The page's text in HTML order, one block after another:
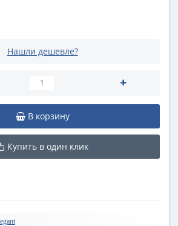
Нашли дешевле?
В корзину
Купить в один клик